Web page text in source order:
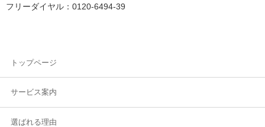
フリーダイヤル：0120-6494-39
トップページ
サービス案内
選ばれる理由